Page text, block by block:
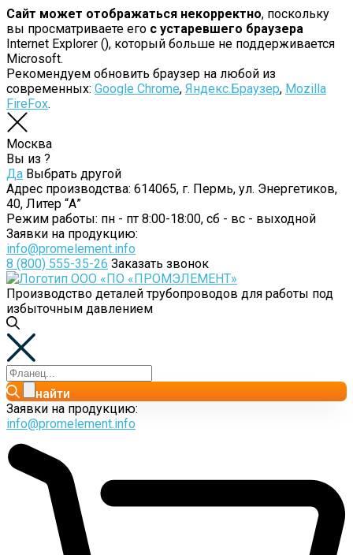
Сайт может отображаться некорректно, поскольку
вы просматриваете его с устаревшего браузера
Internet Explorer (), который больше не поддерживается
Microsoft.
Рекомендуем обновить браузер на любой из
современных: Google Chrome, Яндекс.Браузер, Mozilla
FireFox.
Москва
Вы из ?
Да Выбрать другой
Адрес производства: 614065, г. Пермь, ул. Энергетиков,
40, Литер “А”
Режим работы: пн - пт 8:00-18:00, сб - вс - выходной
Заявки на продукцию:
info@promelement.info
8 (800) 555-35-26 Заказать звонок
Производство деталей трубопроводов для работы под
избыточным давлением
найти
Заявки на продукцию:
info@promelement.info